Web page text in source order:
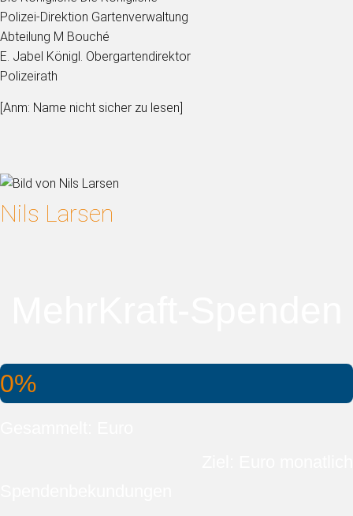
Polizei-Direktion Gartenverwaltung
Abteilung M Bouché
E. Jabel Königl. Obergartendirektor
Polizeirath
[Anm: Name nicht sicher zu lesen]
Nils Larsen
0%